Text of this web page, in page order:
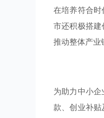
在培养符合
市还积极搭
推动整体产业
为助力中小
款、创业补